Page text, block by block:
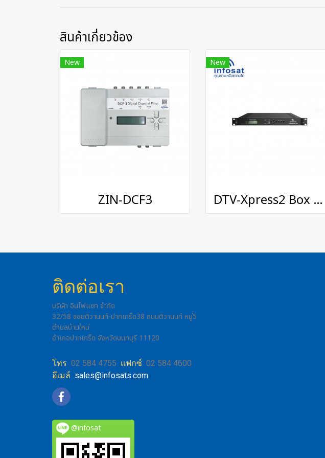
สินค้าเกี่ยวข้อง
New
ZIN-DCF3
New
DTV-Xpress2 Box Digital Transmodulator
ติดต่อเรา
บริษัท อินโฟแซท จำกัด
32/58 ซอยติวานนท์-ปากเกร็ด38 ถนนติวานนท์ หมู่5
ตำบลบ้านใหม่
อำเภอปากเกร็ด จังหวัดนนทบุรี 11120
โทร 02 584 4755 แฟกซ์ 02 584 4600
อีเมล์ sales@infosats.com
@infosat